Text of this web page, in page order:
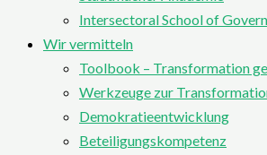
Intersectoral School of
Wir vermitteln
Toolbook – Transformation
Werkzeuge zur
Demokratieentwicklung
Beteiligungskompetenz